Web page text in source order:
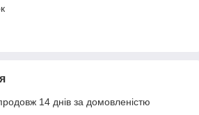
14 днів за домовленістю